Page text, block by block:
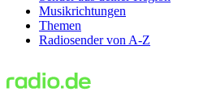
Musikrichtungen
Themen
Radiosender von A-Z